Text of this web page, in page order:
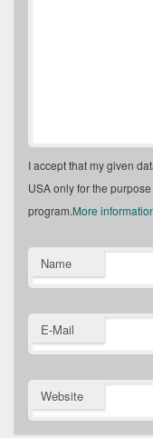
I accept that my given
USA only for the
program.More
Name
E-Mail
Website